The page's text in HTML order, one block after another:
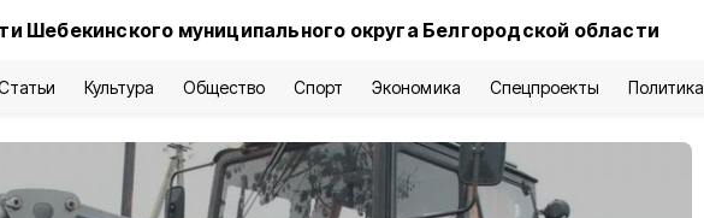
Шебекинского муниципального округа Белгородской области
Культура Общество Спорт Экономика Спецпроекты Политика